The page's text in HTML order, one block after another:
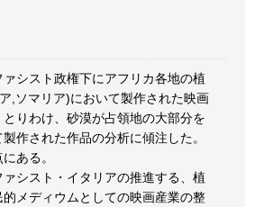
シスト政権下にアフリカ各地の植
,ソマリア)において製作された映画
りわけ、砂漠が占領地の大部分を
作された作品の分析に傾注した。
ある。
シスト・イタリアの推進する、植
メディウムとしての映画産業の整